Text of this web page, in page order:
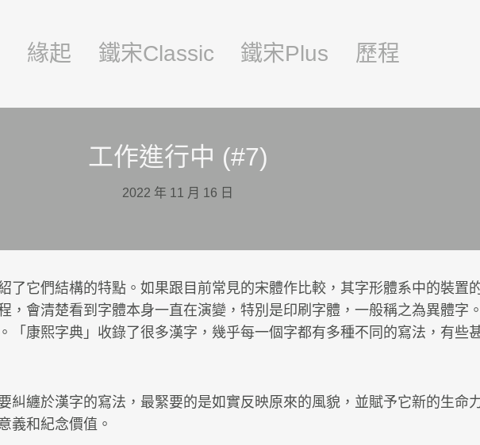
緣起 鐵宋Classic 鐵宋Plus 歷程
工作進行中 (#7)
2022 年 11 月 16 日
了它們結構的特點。如果跟目前常見的宋體作比較，其字形體系中的裝置
，會清楚看到字體本身一直在演變，特別是印刷字體，一般稱之為異體字
「康熙字典」收錄了很多漢字，幾乎每一個字都有多種不同的寫法，有些
糾纏於漢字的寫法，最緊要的是如實反映原來的風貌，並賦予它新的生命
義和紀念價值。